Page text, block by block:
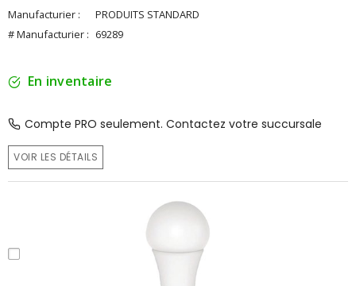
Manufacturier :
PRODUITS STANDARD
# Manufacturier : 69289
En inventaire
Compte PRO seulement. Contactez votre succursale
VOIR LES DÉTAILS